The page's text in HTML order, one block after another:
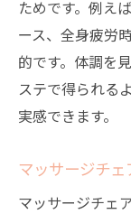
ためです。例え
ース、全身疲労
的です。体調を
ステで得られる
実感できます。
マッサージチ
マッサージチェ